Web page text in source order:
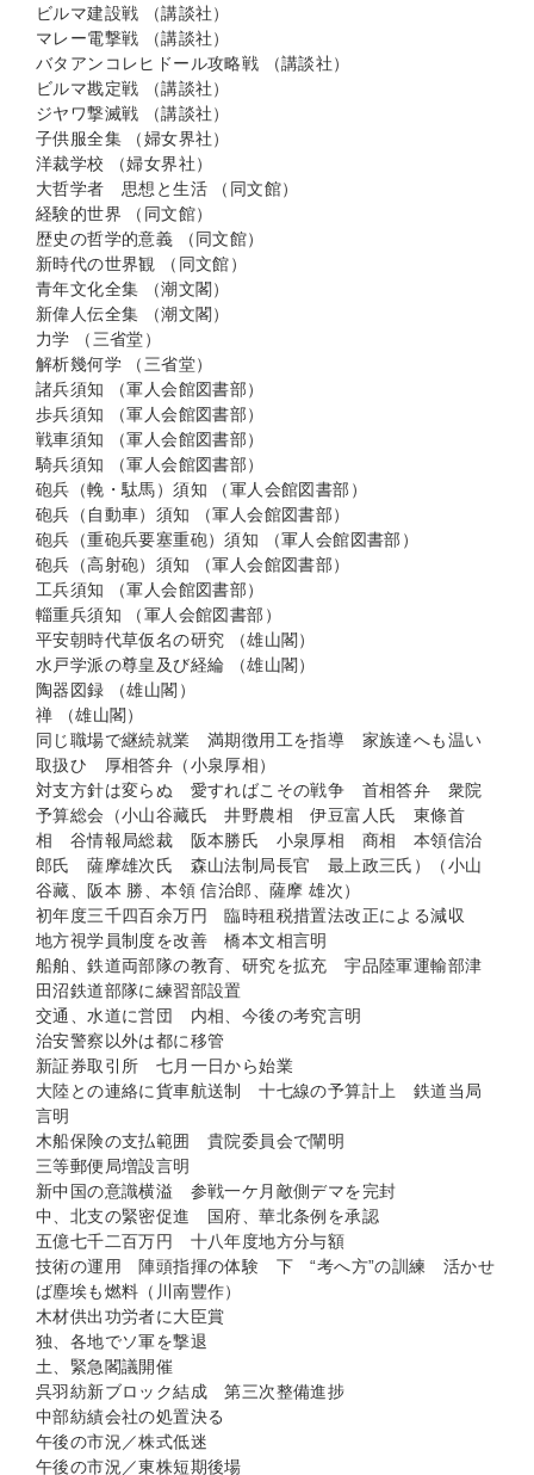
ビルマ建設戦 （講談社）
マレー電撃戦 （講談社）
バタアンコレヒドール攻略戦 （講談社）
ビルマ戡定戦 （講談社）
ジヤワ撃滅戦 （講談社）
子供服全集 （婦女界社）
洋裁学校 （婦女界社）
大哲学者 思想と生活 （同文館）
経験的世界 （同文館）
歴史の哲学的意義 （同文館）
新時代の世界観 （同文館）
青年文化全集 （潮文閣）
新偉人伝全集 （潮文閣）
力学 （三省堂）
解析幾何学 （三省堂）
諸兵須知 （軍人会館図書部）
歩兵須知 （軍人会館図書部）
戦車須知 （軍人会館図書部）
騎兵須知 （軍人会館図書部）
砲兵（輓・駄馬）須知 （軍人会館図書部）
砲兵（自動車）須知 （軍人会館図書部）
砲兵（重砲兵要塞重砲）須知 （軍人会館図書部）
砲兵（高射砲）須知 （軍人会館図書部）
工兵須知 （軍人会館図書部）
輜重兵須知 （軍人会館図書部）
平安朝時代草仮名の研究 （雄山閣）
水戸学派の尊皇及び経綸 （雄山閣）
陶器図録 （雄山閣）
禅 （雄山閣）
同じ職場で継続就業 満期徴用工を指導 家族達へも温い
取扱ひ 厚相答弁（小泉厚相）
対支方針は変らぬ 愛すればこその戦争 首相答弁 衆院
予算総会（小山谷藏氏 井野農相 伊豆富人氏 東條首
相 谷情報局総裁 阪本勝氏 小泉厚相 商相 本領信治
郎氏 薩摩雄次氏 森山法制局長官 最上政三氏）（小山
谷藏、阪本 勝、本領 信治郎、薩摩 雄次）
初年度三千四百余万円 臨時租税措置法改正による減収
地方視学員制度を改善 橋本文相言明
船舶、鉄道両部隊の教育、研究を拡充 宇品陸軍運輸部津
田沼鉄道部隊に練習部設置
交通、水道に営団 内相、今後の考究言明
治安警察以外は都に移管
新証券取引所 七月一日から始業
大陸との連絡に貨車航送制 十七線の予算計上 鉄道当局
言明
木船保険の支払範囲 貴院委員会で闡明
三等郵便局増設言明
新中国の意識横溢 参戦一ケ月敵側デマを完封
中、北支の緊密促進 国府、華北条例を承認
五億七千二百万円 十八年度地方分与額
技術の運用 陣頭指揮の体験 下 “考へ方”の訓練 活かせ
ば塵埃も燃料（川南豐作）
木材供出功労者に大臣賞
独、各地でソ軍を撃退
土、緊急閣議開催
呉羽紡新ブロック結成 第三次整備進捗
中部紡績会社の処置決る
午後の市況／株式低迷
午後の市況／東株短期後場